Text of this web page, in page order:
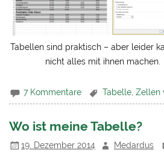
Tabellen sind praktisch – aber leider
nicht alles mit ihnen machen.
7 Kommentare Tabelle ,Zellen
Wo ist meine Tabelle?
19. Dezember 2014 Medardus